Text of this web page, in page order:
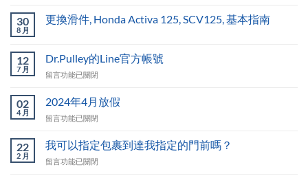
30
8 月
更換滑件, Honda Activa 125, SCV125, 基本指南
12
7 月
Dr.Pulley的Line官方帳號
在
的
Line
官
帳
中
留言功能已關閉
02
4 月
2024年4月放假
在
年
4
月
留言功能已關閉
22
2 月
我可以指定包裹到達我指定的門前嗎？
在
留言功能已關閉